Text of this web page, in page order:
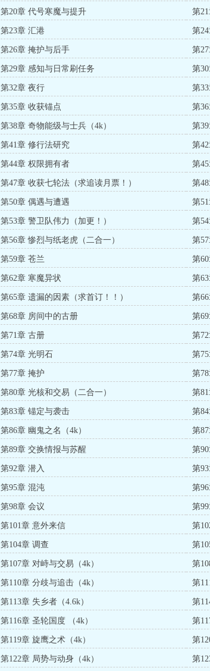
第20章 代号寒魔与提升 第
第23章 汇港 第
第26章 掩护与后手 第
第29章 感知与日常刷任务 第
第32章 夜行 第
第35章 收获锚点 第
第38章 奇物能级与士兵（4k） 第
第41章 修行法研究 第
第44章 权限拥有者 第
第47章 收获七轮法（求追读月票！） 第
第50章 偶遇与遭遇 第
第53章 警卫队伟力（加更！） 第
第56章 惨烈与纸老虎（二合一） 第
第59章 苍兰 第
第62章 寒魔异状 第
第65章 遗漏的因素（求首订！！） 第
第68章 房间中的古册 第
第71章 古册 第
第74章 光明石 第
第77章 掩护 第
第80章 光核和交易（二合一） 第
第83章 锚定与袭击 第
第86章 幽鬼之名（4k） 第87
第89章 交换情报与苏醒 第
第92章 潜入 第
第95章 混沌 第
第98章 会议 第
第101章 意外来信 第
第104章 调查 第
第107章 对峙与交易（4k） 第
第110章 分歧与追击（4k） 第
第113章 失乡者（4.6k） 第
第116章 圣轮国度 （4k） 第
第119章 旋鹰之术（4k） 第
第122章 局势与动身（4k） 第